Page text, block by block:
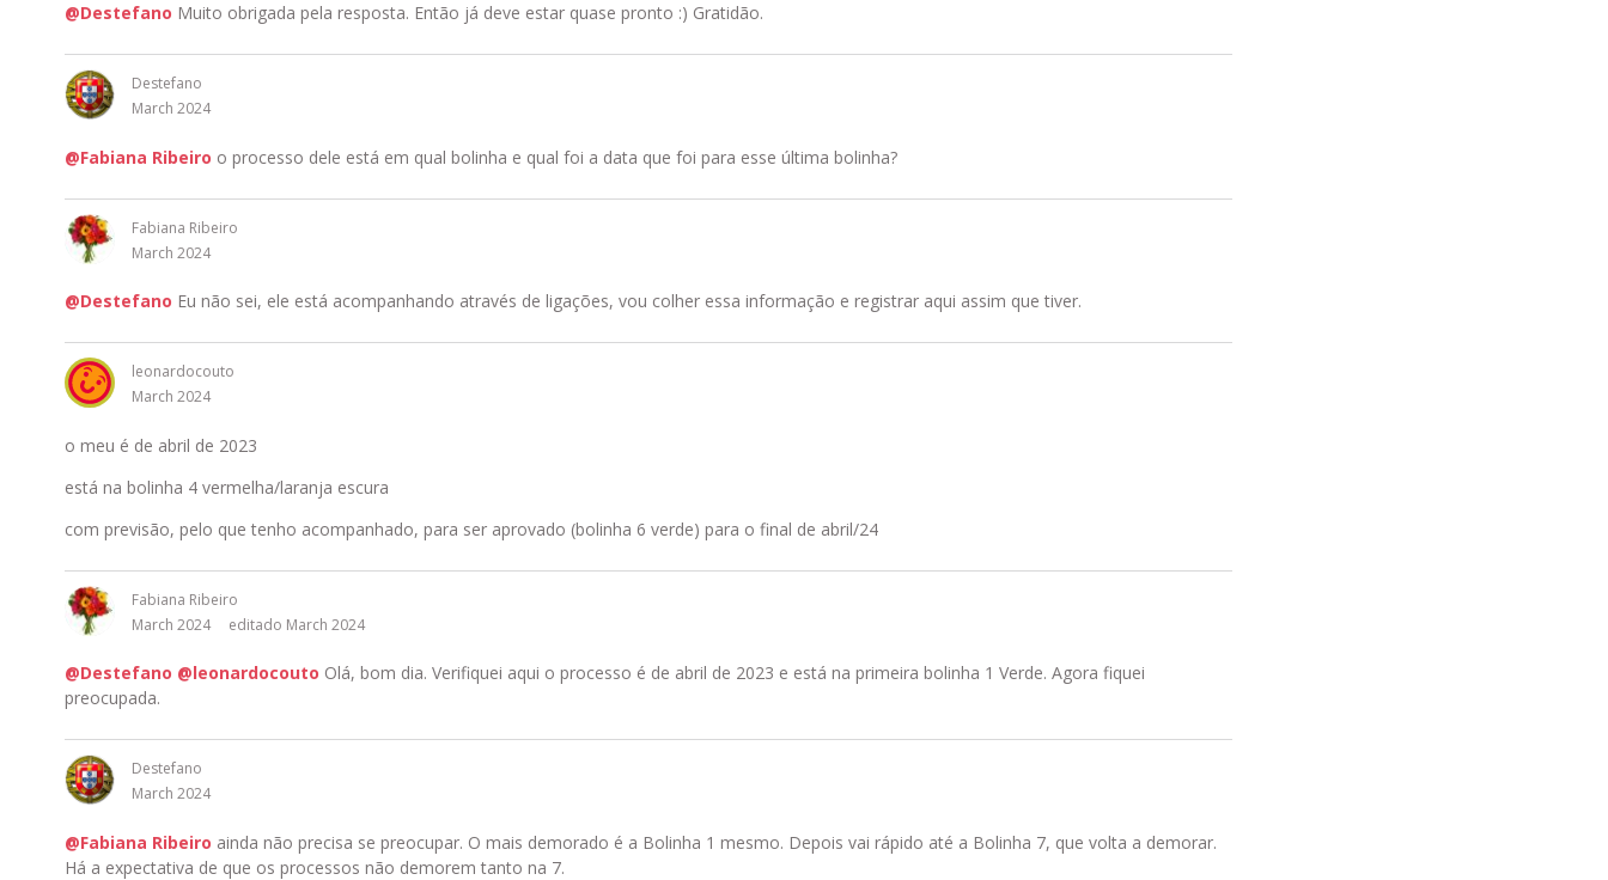
@Destefano Muito obrigada pela resposta. Então já deve estar quase pronto :) Gratidão.
Destefano
March 2024
@Fabiana Ribeiro o processo dele está em qual bolinha e qual foi a data que foi para esse última bolinha?
Fabiana Ribeiro
March 2024
@Destefano Eu não sei, ele está acompanhando através de ligações, vou colher essa informação e registrar aqui assim que tiver.
leonardocouto
March 2024
o meu é de abril de 2023
está na bolinha 4 vermelha/laranja escura
com previsão, pelo que tenho acompanhado, para ser aprovado (bolinha 6 verde) para o final de abril/24
Fabiana Ribeiro
March 2024
editado March 2024
@Destefano @leonardocouto Olá, bom dia. Verifiquei aqui o processo é de abril de 2023 e está na primeira bolinha 1 Verde. Agora fiquei
preocupada.
Destefano
March 2024
@Fabiana Ribeiro ainda não precisa se preocupar. O mais demorado é a Bolinha 1 mesmo. Depois vai rápido até a Bolinha 7, que volta a demorar.
Há a expectativa de que os processos não demorem tanto na 7.